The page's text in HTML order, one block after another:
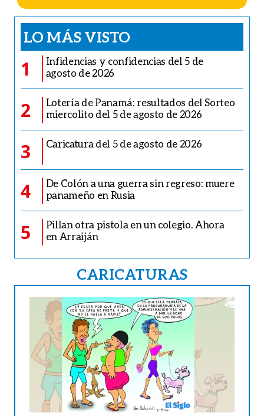
LO MÁS VISTO
1
Infidencias y confidencias del 5 de
agosto de 2026
2
Lotería de Panamá: resultados del Sorteo
miercolito del 5 de agosto de 2026
3 Caricatura del 5 de agosto de 2026
4
De Colón a una guerra sin regreso: muere
panameño en Rusia
5
Pillan otra pistola en un colegio. Ahora
en Arraiján
CARICATURAS